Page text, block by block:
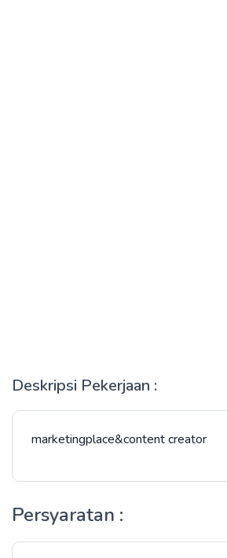
Deskripsi Pekerjaan :
marketingplace&content creator
Persyaratan :